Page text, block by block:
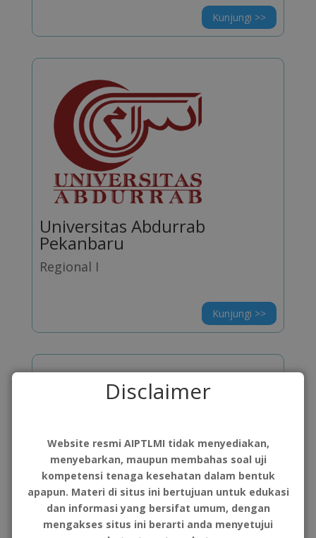
Kunjungi >>
Universitas Abdurrab
Pekanbaru
Regional I
Kunjungi >>
Poltekkes Kemenkes RI
Jakarta III
Disclaimer
Website resmi AIPTLMI tidak menyediakan,
menyebarkan, maupun membahas soal uji
kompetensi tenaga kesehatan dalam bentuk
apapun. Materi di situs ini bertujuan untuk edukasi
dan informasi yang bersifat umum, dengan
mengakses situs ini berarti anda menyetujui